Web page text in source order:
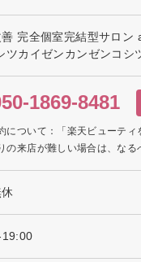
完全個室完結型サロン
ツカイゼンカンゼンコシ
1869-8481
について：「楽天ビューテ
の来店が難しい場合は、なる